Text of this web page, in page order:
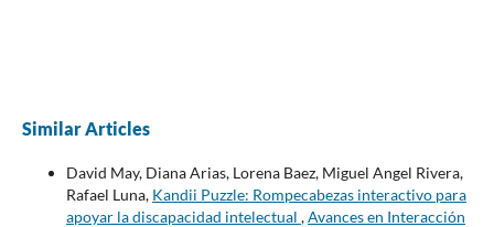
Similar Articles
David May, Diana Arias, Lorena Baez, Miguel Angel Rivera,
Rafael Luna, Kandii Puzzle: Rompecabezas interactivo para
apoyar la discapacidad intelectual ,Avances en Interacción